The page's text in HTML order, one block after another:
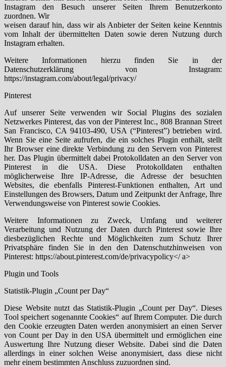
Instagram den Besuch unserer Seiten Ihrem Benutzerkonto
zuordnen. Wir
weisen darauf hin, dass wir als Anbieter der Seiten keine Kenntnis
vom Inhalt der übermittelten Daten sowie deren Nutzung durch
Instagram erhalten.
Weitere Informationen hierzu finden Sie in der
Datenschutzerklärung von Instagram:
https://instagram.com/about/legal/privacy/
Pinterest
Auf unserer Seite verwenden wir Social Plugins des sozialen
Netzwerkes Pinterest, das von der Pinterest Inc., 808 Brannan Street
San Francisco, CA 94103-490, USA (“Pinterest”) betrieben wird.
Wenn Sie eine Seite aufrufen, die ein solches Plugin enthält, stellt
Ihr Browser eine direkte Verbindung zu den Servern von Pinterest
her. Das Plugin übermittelt dabei Protokolldaten an den Server von
Pinterest in die USA. Diese Protokolldaten enthalten
möglicherweise Ihre IP-Adresse, die Adresse der besuchten
Websites, die ebenfalls Pinterest-Funktionen enthalten, Art und
Einstellungen des Browsers, Datum und Zeitpunkt der Anfrage, Ihre
Verwendungsweise von Pinterest sowie Cookies.
Weitere Informationen zu Zweck, Umfang und weiterer
Verarbeitung und Nutzung der Daten durch Pinterest sowie Ihre
diesbezüglichen Rechte und Möglichkeiten zum Schutz Ihrer
Privatsphäre finden Sie in den den Datenschutzhinweisen von
Pinterest: https://about.pinterest.com/de/privacypolicy</ a>
Plugin und Tools
Statistik-Plugin „Count per Day“
Diese Website nutzt das Statistik-Plugin „Count per Day“. Dieses
Tool speichert sogenannte Cookies“ auf Ihrem Computer. Die durch
den Cookie erzeugten Daten werden anonymisiert an einen Server
von Count per Day in den USA übermittelt und ermöglichen eine
Auswertung Ihre Nutzung dieser Website. Dabei sind die Daten
allerdings in einer solchen Weise anonymisiert, dass diese nicht
mehr einem bestimmten Anschluss zuzuordnen sind.